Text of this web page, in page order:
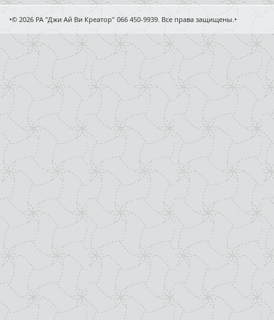
•© 2026 РА "Джи Ай Ви Креатор" 066 450-9939. Все права защищены.•